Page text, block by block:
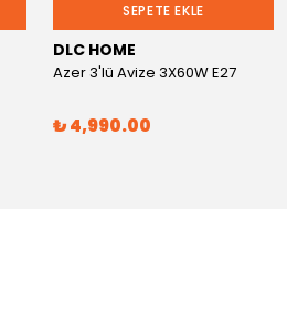
SEPETE EKLE
DLC HOME
Azer 3'lü Avize 3X60W E27
₺ 4,990.00